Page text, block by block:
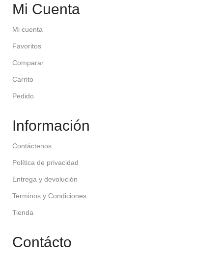
Mi Cuenta
Mi cuenta
Favoritos
Comparar
Carrito
Pedido
Información
Contáctenos
Política de privacidad
Entrega y devolución
Terminos y Condiciones
Tienda
Contácto